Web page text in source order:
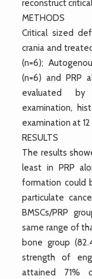
reconstruct
METHODS
Critical sized
crania and
(n=6);
(n=6) and PRP
evaluated by
examination,
examination at
RESULTS
The results
least in PRP
formation could
particulate
BMSCs/PRP
same range of
bone group
strength of
attained 71%